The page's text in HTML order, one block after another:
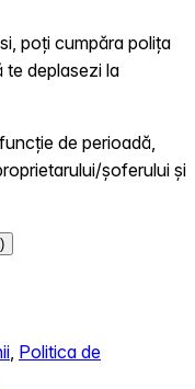
poți cumpăra polița
te deplasezi la
de perioadă,
șoferului și
Politica de